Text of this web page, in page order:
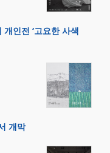
개인전 ‘고요한 사색
개막